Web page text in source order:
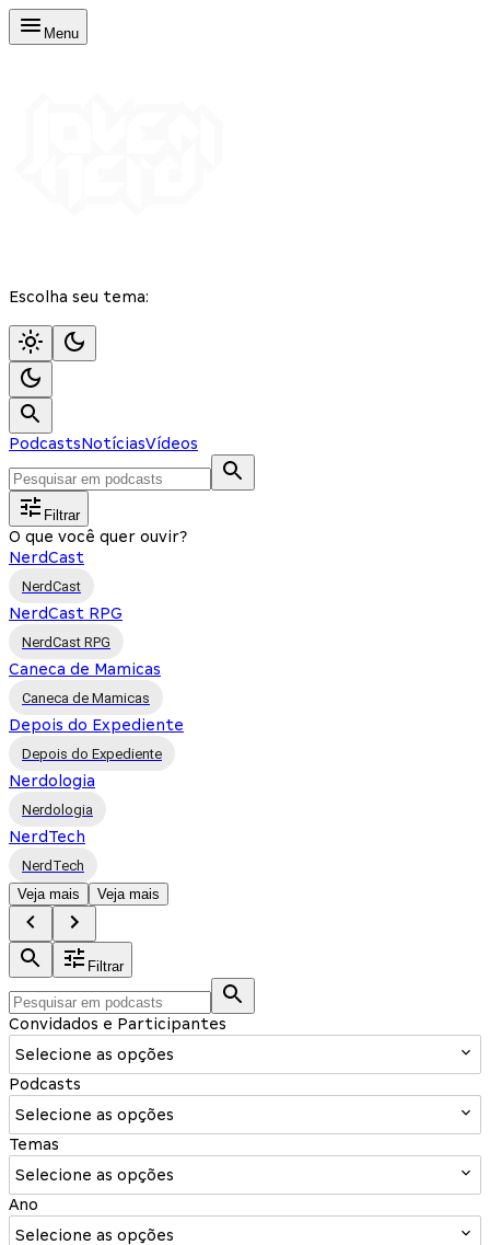
Menu
Escolha seu tema:
PodcastsNotíciasVídeos
Filtrar
O que você quer ouvir?
NerdCast
NerdCast
NerdCast RPG
NerdCast RPG
Caneca de Mamicas
Caneca de Mamicas
Depois do Expediente
Depois do Expediente
Nerdologia
Nerdologia
NerdTech
NerdTech
Veja mais
Veja mais
Filtrar
Convidados e Participantes
Selecione as opções
Podcasts
Selecione as opções
Temas
Selecione as opções
Ano
Selecione as opções